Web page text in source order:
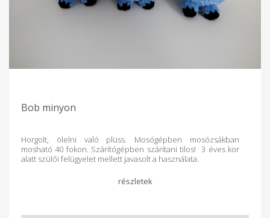
Bob minyon
Horgolt, ölelni való plüss. Mosógépben mosózsákban
mosható 40 fokon. Szárítógépben szárítani tilos! 3 éves kor
alatt szülői felügyelet mellett javasolt a használata.